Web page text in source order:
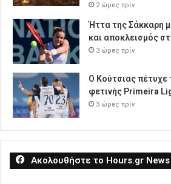
2 ώρες πρίν
Ήττα της Σάκκαρη
και αποκλεισμός
3 ώρες πρίν
Ο Κούτσιας
φετινής Primeira
3 ώρες πρίν
Ακολουθήστε το Hours.gr News